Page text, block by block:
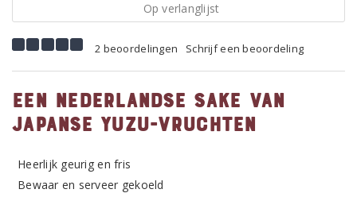
Op verlanglijst
2 beoordelingen Schrijf een beoordeling
Een Nederlandse sake van
Japanse Yuzu-vruchten
Heerlijk geurig en fris
Bewaar en serveer gekoeld